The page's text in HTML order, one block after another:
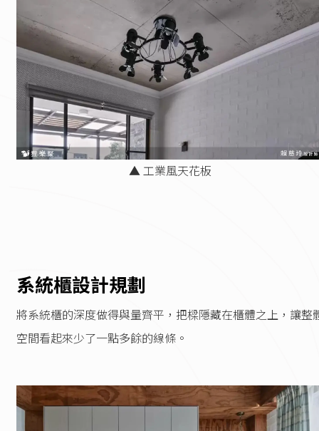
▲ 工業風天花板
系統櫃設計規劃
將系統櫃的深度做得與量齊平，把樑隱藏在櫃體之上，讓整
空間看起來少了一點多餘的線條。